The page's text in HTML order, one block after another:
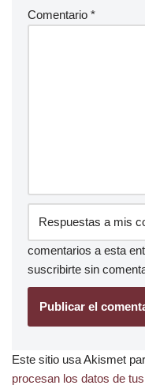
Comentario *
comentarios a esta
suscribirte sin
Este sitio usa Akismet
procesan los datos de